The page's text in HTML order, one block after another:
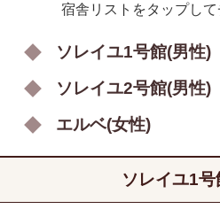
宿舎リストをタップして
ソレイユ1号館(男性)
ソレイユ2号館(男性)
エルベ(女性)
ソレイユ1号